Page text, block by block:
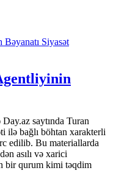
Siyasət
saytında Turan
ilə bağlı böhtan xarakterli
edilib. Bu materiallarda
asılı və xarici
bir qurum kimi təqdim